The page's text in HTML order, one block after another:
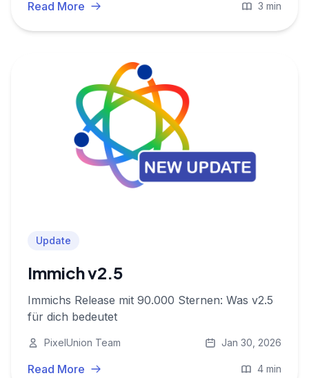
Read More 3 min
Update
Immich v2.5
Immichs Release mit 90.000 Sternen: Was v2.5
für dich bedeutet
PixelUnion Team Jan 30, 2026
Read More 4 min